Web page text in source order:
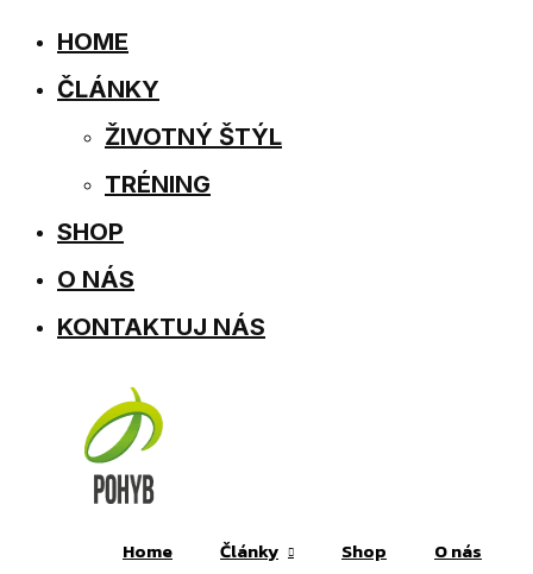
HOME
ČLÁNKY
ŽIVOTNÝ ŠTÝL
TRÉNING
SHOP
O NÁS
KONTAKTUJ NÁS
Home Články Shop O nás